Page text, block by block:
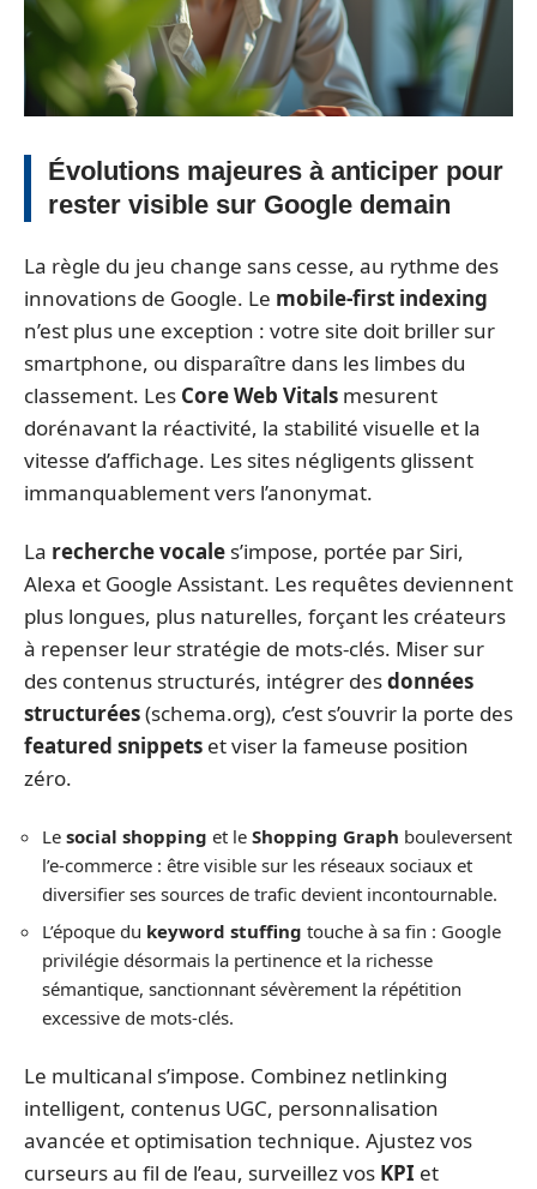
Évolutions majeures à anticiper pour
rester visible sur Google demain
La règle du jeu change sans cesse, au rythme des
innovations de Google. Le mobile-first indexing
n’est plus une exception : votre site doit briller sur
smartphone, ou disparaître dans les limbes du
classement. Les Core Web Vitals mesurent
dorénavant la réactivité, la stabilité visuelle et la
vitesse d’affichage. Les sites négligents glissent
immanquablement vers l’anonymat.
La recherche vocale s’impose, portée par Siri,
Alexa et Google Assistant. Les requêtes deviennent
plus longues, plus naturelles, forçant les créateurs
à repenser leur stratégie de mots-clés. Miser sur
des contenus structurés, intégrer desdonnées
structurées(schema.org), c’est s’ouvrir la porte des
featured snippets et viser la fameuse position
zéro.
Le social shopping et le Shopping Graph bouleversent
l’e-commerce : être visible sur les réseaux sociaux et
diversifier ses sources de trafic devient incontournable.
L’époque du keyword stuffing touche à sa fin : Google
privilégie désormais la pertinence et la richesse
sémantique, sanctionnant sévèrement la répétition
excessive de mots-clés.
Le multicanal s’impose. Combinez netlinking
intelligent, contenus UGC, personnalisation
avancée et optimisation technique. Ajustez vos
curseurs au fil de l’eau, surveillez vos KPI et